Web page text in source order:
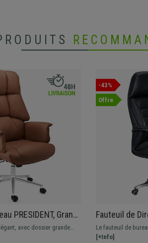
PRESIDENT, Grand
Très
avec dossier grande
garantie.
-43%
Offre
Fauteuil de
Design et
Authentique,
Le fauteuil de
grâce à ses
[+Info]